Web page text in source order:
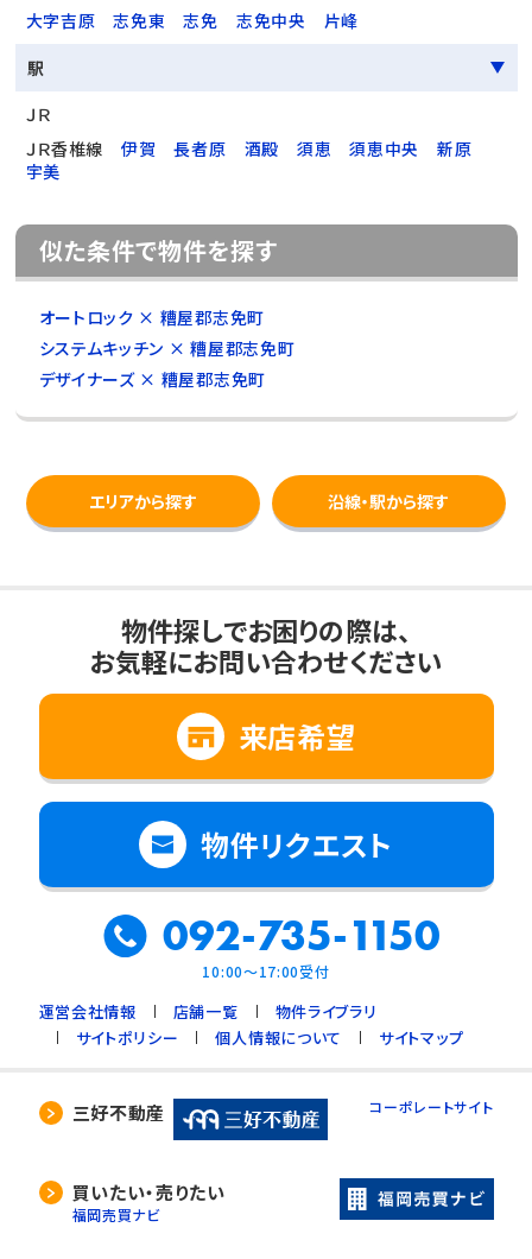
大字吉原
志免東 志免 志免中央
片峰
駅
ＪＲ
ＪＲ香椎線
伊賀 長者原 酒殿 須恵 須恵中央
新原
宇美
似た条件で物件を探す
オートロック × 糟屋郡志免町
システムキッチン × 糟屋郡志免町
デザイナーズ × 糟屋郡志免町
エリアから探す 沿線・駅から探す
物件探しでお困りの際は、
お気軽にお問い合わせください
来店希望
物件リクエスト
092-735-1150
10:00～17:00受付
運営会社情報 店舗一覧
物件ライブラリ
サイトポリシー
個人情報について サイトマップ
三好不動産 コーポレートサイト
買いたい・売りたい
福岡売買ナビ